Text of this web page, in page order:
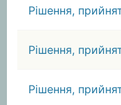
Рішення,
Рішення,
Рішення,